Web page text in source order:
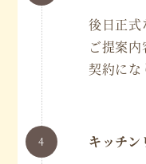
後日正式
ご提案
契約にな
キッチン